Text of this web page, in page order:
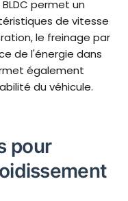
permet un
de vitesse
le freinage par
de l'énergie dans
également
du véhicule.
pour